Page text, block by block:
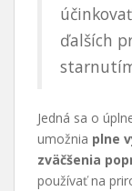
ďalších
Jedná sa o
umožnia plne
zväčšenia
používať na